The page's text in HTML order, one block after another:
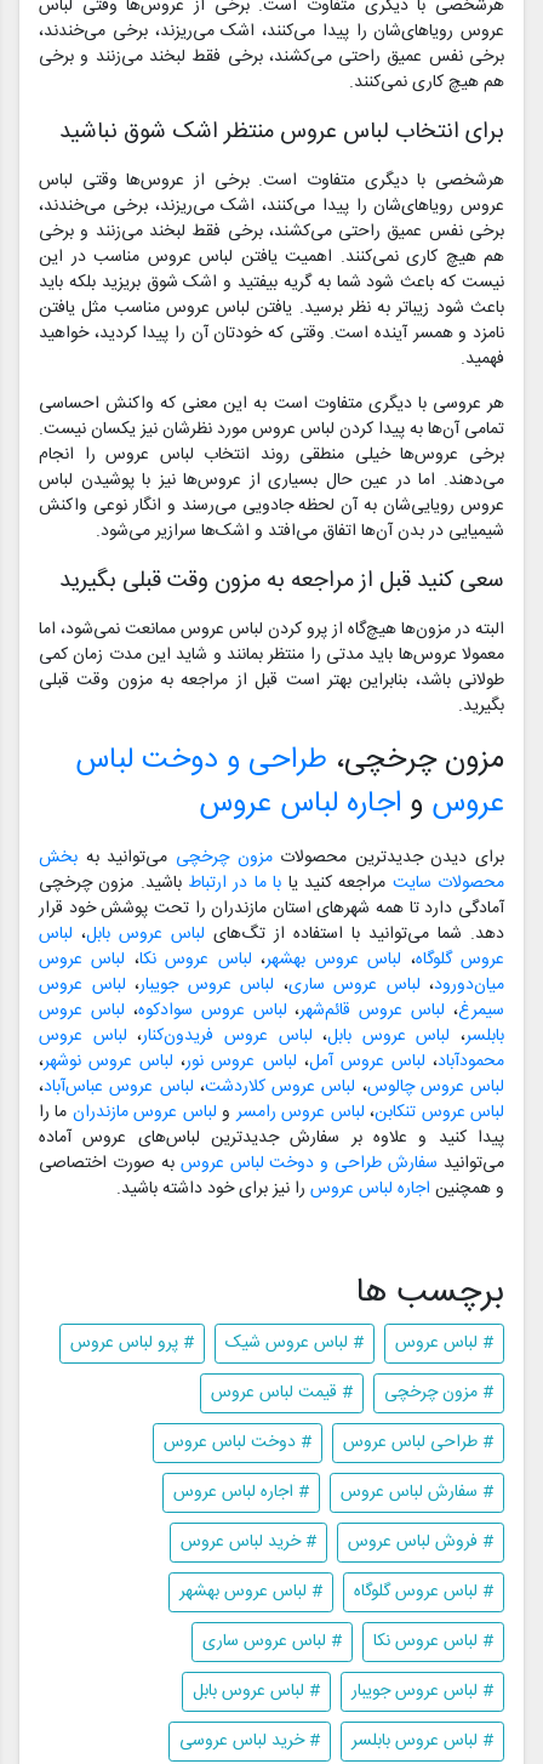
عروس رویاهای‌شان را پیدا می‌کنند، اشک می‌ریزند، برخی می‌خندند،
برخی نفس عمیق راحتی می‌کشند، برخی فقط لبخند می‌زنند و برخی
هم هیچ کاری نمی‌کنند.
برای انتخاب لباس عروس منتظر اشک شوق نباشید
هرشخصی با دیگری متفاوت است. برخی از عروس‌ها وقتی لباس
عروس رویاهای‌شان را پیدا می‌کنند، اشک می‌ریزند، برخی می‌خندند،
برخی نفس عمیق راحتی می‌کشند، برخی فقط لبخند می‌زنند و برخی
هم هیچ کاری نمی‌کنند. اهمیت یافتن لباس عروس مناسب در این
نیست که باعث شود شما به گریه بیفتید و اشک شوق بریزید بلکه باید
باعث شود زیباتر به نظر برسید. یافتن لباس عروس مناسب مثل یافتن
نامزد و همسر آینده است. وقتی که خودتان آن را پیدا کردید، خواهید
فهمید.
هر عروسی با دیگری متفاوت است به این معنی که واکنش احساسی
تمامی آن‌ها به پیدا کردن لباس عروس مورد نظرشان نیز یکسان نیست.
برخی عروس‌ها خیلی منطقی روند انتخاب لباس عروس را انجام
می‌دهند. اما در عین حال بسیاری از عروس‌ها نیز با پوشیدن لباس
عروس رویایی‌شان به آن لحظه جادویی می‌رسند و انگار نوعی واکنش
شیمیایی در بدن آن‌ها اتفاق می‌افتد و اشک‌ها سرازیر می‌شود.
سعی کنید قبل از مراجعه به‌ مزون وقت قبلی بگیرید
البته در مزون‌ها هیچ‌گاه از پرو کردن لباس عروس ممانعت نمی‌شود، اما
معمولا عروس‌ها باید مدتی را منتظر بمانند و شاید این مدت زمان کمی
طولانی باشد، بنابراین بهتر است قبل از مراجعه به مزون وقت قبلی
بگیرید.
مزون چرخچی، طراحی و دوخت لباس
عروس و اجاره لباس عروس
برای دیدن جدیدترین محصولاتمزون چرخچی می‌توانید به بخش
محصولات سایت مراجعه کنید یا با ما در ارتباط باشید. مزون چرخچی
آمادگی دارد تا همه شهرهای استان مازندران را تحت پوشش خود قرار
دهد. شما می‌توانید با استفاده از تگ‌های لباس عروس بابل، لباس
عروس گلوگاه، لباس عروس بهشهر، لباس عروس نکا، لباس عروس
میان‌دورود، لباس عروس ساری، لباس عروس جویبار، لباس عروس
سیمرغ، لباس عروس قائم‌شهر، لباس عروس سوادکوه، لباس عروس
بابلسر، لباس عروس بابل، لباس عروس فریدون‌کنار، لباس عروس
محمودآباد، لباس عروس آمل، لباس عروس نور، لباس عروس نوشهر،
لباس عروس چالوس، لباس عروس کلاردشت، لباس عروس عباس‌آباد،
لباس عروس تنکابن، لباس عروس رامسر و لباس عروس مازندران ما را
پیدا کنید و علاوه بر سفارش جدیدترین لباس‌های عروس آماده
می‌توانید سفارش طراحی و دوخت لباس عروس به صورت اختصاصی
و همچنین اجاره لباس عروس را نیز برای خود داشته باشید.
برچسب ها
# لباس عروس # لباس عروس شیک
# پرو لباس عروس
# مزون چرخچی
# قیمت لباس عروس
# طراحی لباس عروس
# دوخت لباس عروس
# سفارش لباس عروس
# اجاره لباس عروس
# فروش لباس عروس
# خرید لباس عروس
# لباس عروس گلوگاه
# لباس عروس بهشهر
# لباس عروس نکا
# لباس عروس ساری
# لباس عروس جویبار
# لباس عروس بابل
# لباس عروس بابلسر
# خرید لباس عروسی